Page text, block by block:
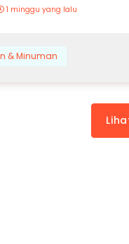
1 minggu yang lalu
& Minuman